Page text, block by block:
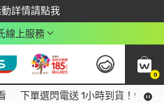
詳情請點我
最高回饋$350
線上服務
0
下單選閃電送 1小時到貨！領神